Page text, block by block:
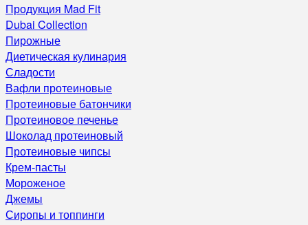
Продукция Mad Fit
Dubai Collection
Пирожные
Диетическая кулинария
Сладости
Вафли протеиновые
Протеиновые батончики
Протеиновое печенье
Шоколад протеиновый
Протеиновые чипсы
Крем-пасты
Мороженое
Джемы
Сиропы и топпинги